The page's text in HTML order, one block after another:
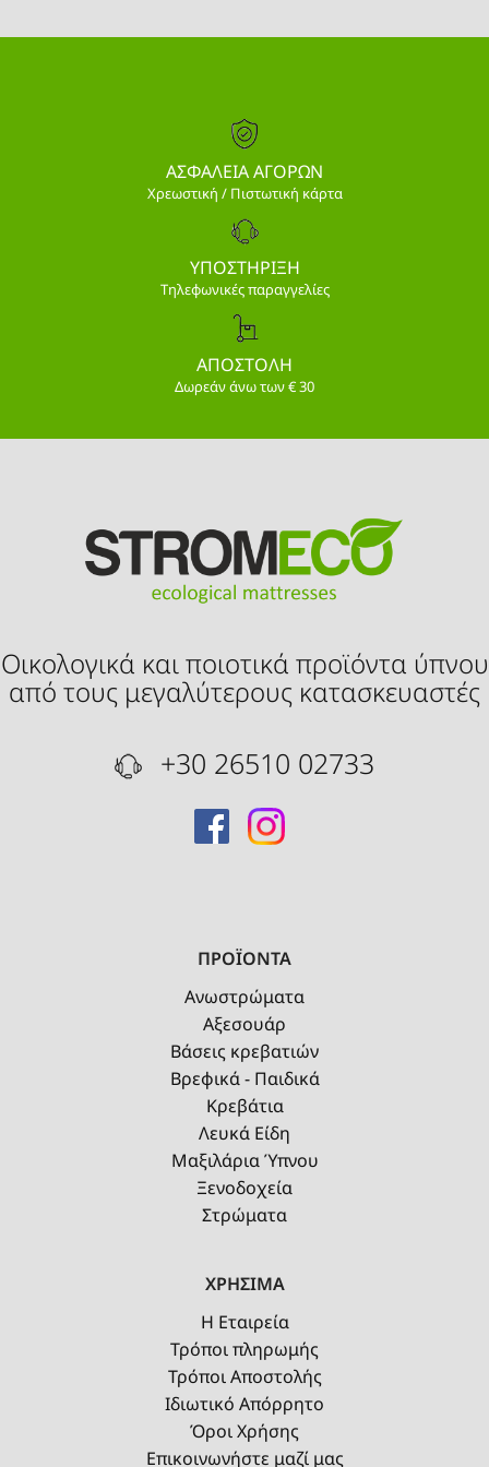
ΑΣΦΑΛΕΙΑ ΑΓΟΡΩΝ
Χρεωστική / Πιστωτική κάρτα
ΥΠΟΣΤΗΡΙΞΗ
Τηλεφωνικές παραγγελίες
ΑΠΟΣΤΟΛΗ
Δωρεάν άνω των € 30
Οικολογικά και ποιοτικά προϊόντα ύπνου
από τους μεγαλύτερους κατασκευαστές
+30 26510 02733
ΠΡΟΪΟΝΤΑ
Ανωστρώματα
Αξεσουάρ
Βάσεις κρεβατιών
Βρεφικά - Παιδικά
Κρεβάτια
Λευκά Είδη
Μαξιλάρια Ύπνου
Ξενοδοχεία
Στρώματα
ΧΡΗΣΙΜΑ
Η Εταιρεία
Τρόποι πληρωμής
Τρόποι Αποστολής
Ιδιωτικό Απόρρητο
Όροι Χρήσης
Επικοινωνήστε μαζί μας